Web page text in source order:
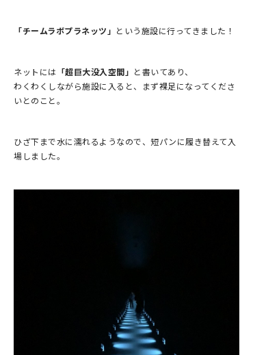
「チームラボプラネッツ」 という施設に行ってきました！
ネットには 「超巨大没入空間」 と書いてあり、
わくわくしながら施設に入ると、まず裸足になってくださ
いとのこと。
ひざ下まで水に濡れるようなので、短パンに履き替えて入
場しました。